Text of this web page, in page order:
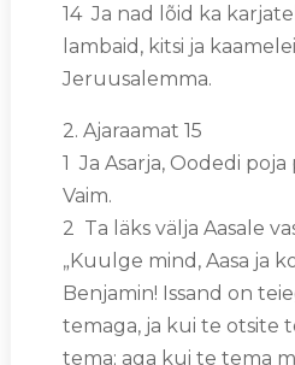
14 Ja nad lõid ka
lambaid, kitsi ja
Jeruusalemma.
2. Ajaraamat 15
1 Ja Asarja, Oodedi
Vaim.
2 Ta läks välja Aasale
„Kuulge mind, Aasa ja
Benjamin! Issand on
temaga, ja kui te otsite
tema; aga kui te tema